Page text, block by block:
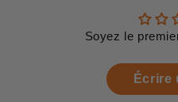
Soyez le
Écrire